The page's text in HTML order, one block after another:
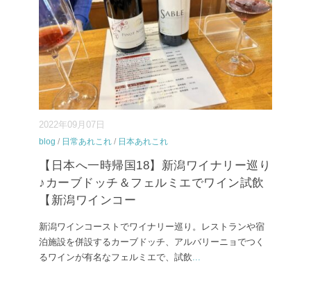
2022年09月07日
blog / 日常あれこれ / 日本あれこれ
【日本へ一時帰国18】新潟ワイナリー巡り
♪カーブドッチ＆フェルミエでワイン試飲
【新潟ワインコー
新潟ワインコーストでワイナリー巡り。レストランや宿
泊施設を併設するカーブドッチ、アルバリーニョでつく
るワインが有名なフェルミエで、試飲...